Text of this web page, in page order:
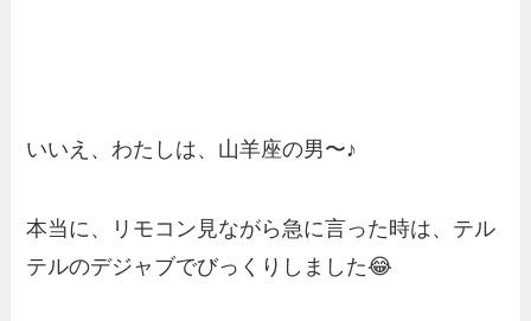
いいえ、わたしは、山羊座の男〜♪
本当に、リモコン見ながら急に言った時は、テル
テルのデジャブでびっくりしました😂